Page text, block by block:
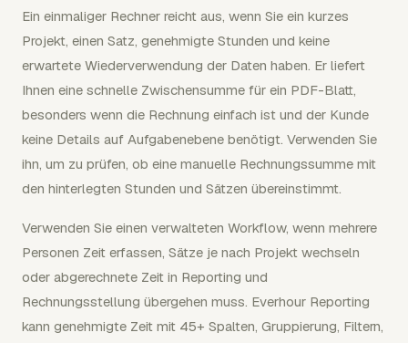
Ein einmaliger Rechner reicht aus, wenn Sie ein kurzes
Projekt, einen Satz, genehmigte Stunden und keine
erwartete Wiederverwendung der Daten haben. Er liefert
Ihnen eine schnelle Zwischensumme für ein PDF-Blatt,
besonders wenn die Rechnung einfach ist und der Kunde
keine Details auf Aufgabenebene benötigt. Verwenden Sie
ihn, um zu prüfen, ob eine manuelle Rechnungssumme mit
den hinterlegten Stunden und Sätzen übereinstimmt.
Verwenden Sie einen verwalteten Workflow, wenn mehrere
Personen Zeit erfassen, Sätze je nach Projekt wechseln
oder abgerechnete Zeit in Reporting und
Rechnungsstellung übergehen muss. Everhour Reporting
kann genehmigte Zeit mit 45+ Spalten, Gruppierung, Filtern,